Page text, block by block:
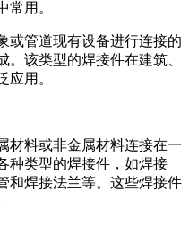
常用。
或管道现有设备进行连接的
该类型的焊接件在建筑、
应用。
材料或非金属材料连接在一
种类型的焊接件，如焊接
和焊接法兰等。这些焊接件